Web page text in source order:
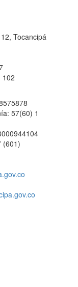
Tocancipá
102
57(60) 1
(601)